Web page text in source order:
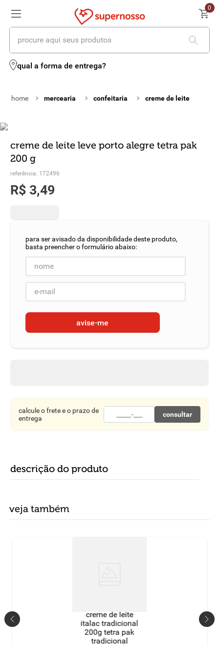
0
procure aqui seus produtos
qual a forma de entrega?
mercearia confeitaria creme de leite
creme de leite leve porto alegre tetra pak
200 g
referência: 172496
R$ 3,49
avise-me
calcule o frete e o prazo de
entrega
consultar
descrição do produto
veja também
creme de leite
italac tradicional
200g tetra pak
tradicional
termos mais buscados
2º leite
4 º iogurte
5º vinhos
6 biscoito
º macarrão
chocolate